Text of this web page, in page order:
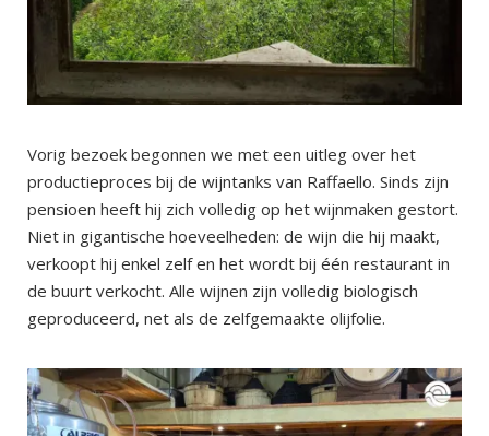
Vorig bezoek begonnen we met een uitleg over het
productieproces bij de wijntanks van Raffaello. Sinds zijn
pensioen heeft hij zich volledig op het wijnmaken gestort.
Niet in gigantische hoeveelheden: de wijn die hij maakt,
verkoopt hij enkel zelf en het wordt bij één restaurant in
de buurt verkocht. Alle wijnen zijn volledig biologisch
geproduceerd, net als de zelfgemaakte olijfolie.